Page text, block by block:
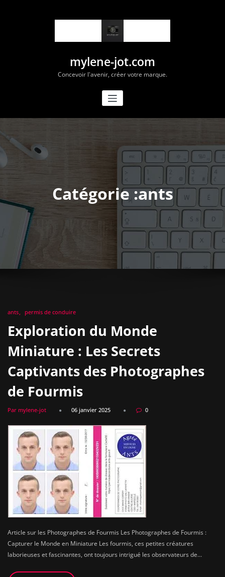
mylene-jot.com
Concevoir l'avenir, créer votre marque.
Catégorie :ants
ants permis de conduire
Exploration du Monde
Miniature : Les Secrets
Captivants des Photographes
de Fourmis
Par mylene-jot 06 janvier 2025 0
Article sur les Photographes de Fourmis Les Photographes de Fourmis :
Capturer le Monde en Miniature Les fourmis, ces petites créatures
laborieuses et fascinantes, ont toujours intrigué les observateurs de…